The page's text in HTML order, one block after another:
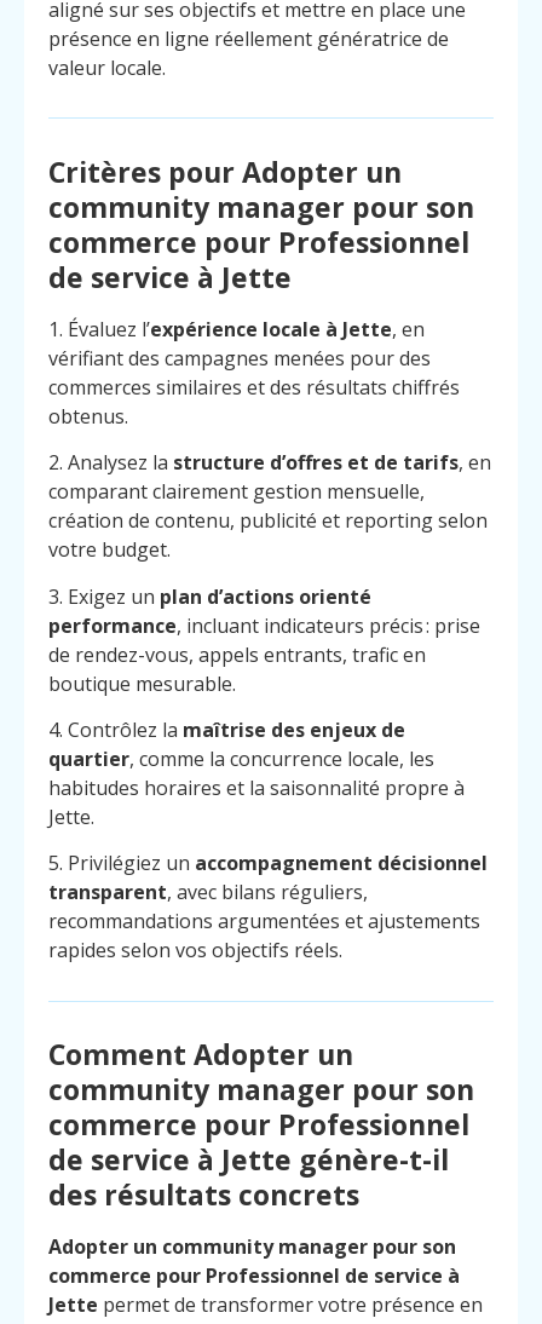
Appelez
aligné sur ses objectifs et mettre en place une
présence en ligne réellement génératrice de
valeur locale.
Critères pour Adopter un
community manager pour son
commerce pour Professionnel
de service à Jette
1. Évaluez l’expérience locale à Jette, en
vérifiant des campagnes menées pour des
commerces similaires et des résultats chiffrés
obtenus.
2. Analysez la structure d’offres et de tarifs, en
comparant clairement gestion mensuelle,
création de contenu, publicité et reporting selon
votre budget.
3. Exigez un plan d’actions orienté
performance, incluant indicateurs précis : prise
de rendez-vous, appels entrants, trafic en
boutique mesurable.
4. Contrôlez la maîtrise des enjeux de
quartier, comme la concurrence locale, les
habitudes horaires et la saisonnalité propre à
Jette.
5. Privilégiez un accompagnement décisionnel
transparent, avec bilans réguliers,
recommandations argumentées et ajustements
rapides selon vos objectifs réels.
Comment Adopter un
community manager pour son
commerce pour Professionnel
de service à Jette génère-t-il
des résultats concrets
Adopter un community manager pour son
commerce pour Professionnel de service à
Jette permet de transformer votre présence en